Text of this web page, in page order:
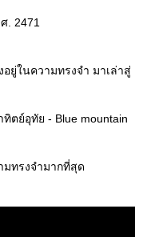
. 2471
ยู่ในความทรงจำ มาเล่าสู่
ตย์อุทัย - Blue mountain
ทรงจำมากที่สุด